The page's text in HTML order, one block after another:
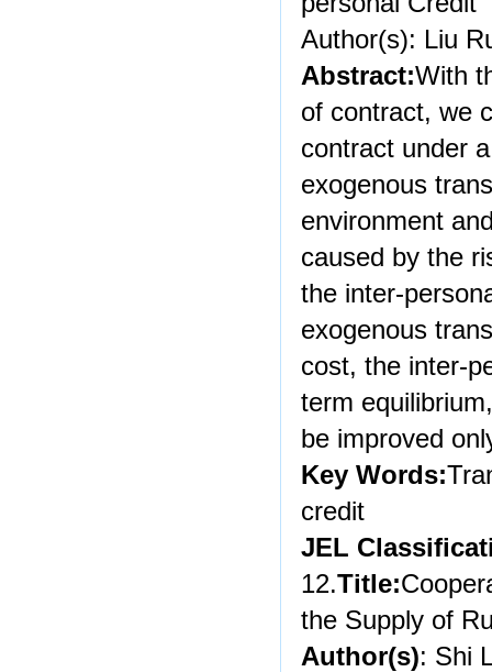
Author(s): Liu
Abstract:With
of contract, we
contract under
exogenous
environment
caused by the
the inter-
exogenous
cost, the inter-
term
be improved
Key Words:
credit
JEL
12.Title:
the Supply of
Author(s): Shi